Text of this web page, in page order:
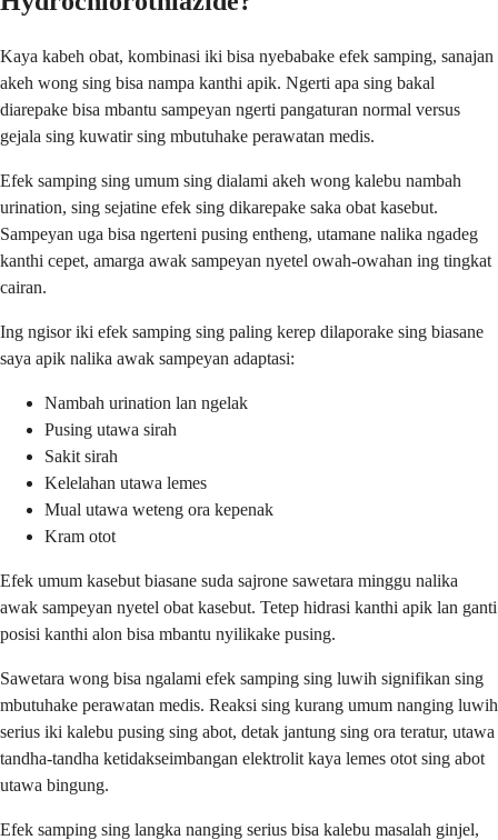
Kaya kabeh obat, kombinasi iki bisa nyebabake efek samping, sanajan
akeh wong sing bisa nampa kanthi apik. Ngerti apa sing bakal
diarepake bisa mbantu sampeyan ngerti pangaturan normal versus
gejala sing kuwatir sing mbutuhake perawatan medis.
Efek samping sing umum sing dialami akeh wong kalebu nambah
urination, sing sejatine efek sing dikarepake saka obat kasebut.
Sampeyan uga bisa ngerteni pusing entheng, utamane nalika ngadeg
kanthi cepet, amarga awak sampeyan nyetel owah-owahan ing tingkat
cairan.
Ing ngisor iki efek samping sing paling kerep dilaporake sing biasane
saya apik nalika awak sampeyan adaptasi:
Nambah urination lan ngelak
Pusing utawa sirah
Sakit sirah
Kelelahan utawa lemes
Mual utawa weteng ora kepenak
Kram otot
Efek umum kasebut biasane suda sajrone sawetara minggu nalika
awak sampeyan nyetel obat kasebut. Tetep hidrasi kanthi apik lan ganti
posisi kanthi alon bisa mbantu nyilikake pusing.
Sawetara wong bisa ngalami efek samping sing luwih signifikan sing
mbutuhake perawatan medis. Reaksi sing kurang umum nanging luwih
serius iki kalebu pusing sing abot, detak jantung sing ora teratur, utawa
tandha-tandha ketidakseimbangan elektrolit kaya lemes otot sing abot
utawa bingung.
Efek samping sing langka nanging serius bisa kalebu masalah ginjel,